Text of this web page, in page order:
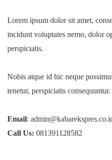
Lorem ipsum dolor sit amet,
incidunt voluptates nemo, dolor
perspiciatis.
Nobis atque id hic neque
tenetur, perspiciatis consequuntur.
Email:
Call Us: 081391128582